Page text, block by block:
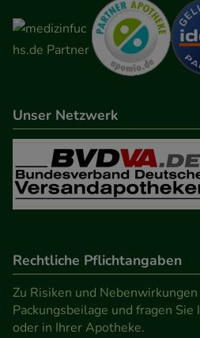
anzupassen. Komfort-
auch auf Ihre Bedürfnisse
anzuzeigen und unser
Statistik & Tracking:
Informationen über die Art
unserer Website sammeln,
unsere Website weiter für Sie
den Inhalt auf unserer
teilweise an Dritte wie z.B.
Medien übertragen werden.
Unser Netzwerk
Rechtliche Pflichtangaben
Zu Risiken und
Packungsbeilage und fragen
oder in Ihrer Apotheke.